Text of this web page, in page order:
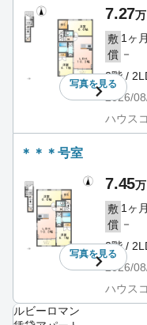
写真を見る
7.27
敷 1ヶ月
償 －
2階 /
2026/
ハウス
＊＊＊号室
写真を見る
7.45
敷 1ヶ月
償 －
2階 /
2026/
ハウス
ルビーロマン